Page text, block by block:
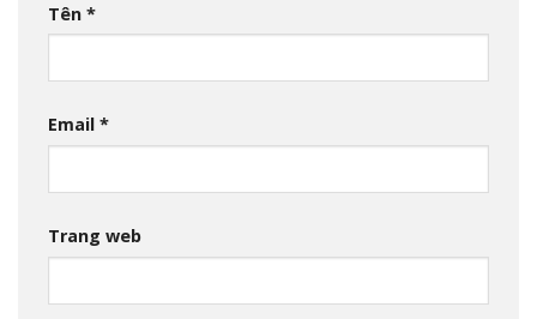
Tên *
Email *
Trang web